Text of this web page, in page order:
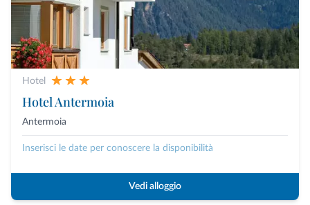
Hotel
Hotel Antermoia
Antermoia
Inserisci le date per conoscere la disponibilità
Vedi alloggio